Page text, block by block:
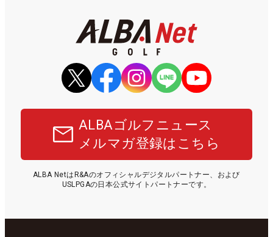
ALBAゴルフニュース
メルマガ登録はこちら
ALBA NetはR&Aのオフィシャルデジタルパートナー、および
USLPGAの日本公式サイトパートナーです。